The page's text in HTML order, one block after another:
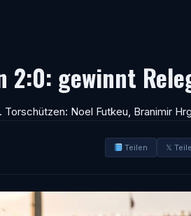
2:0: gewinnt
Noel Futkeu, Branimir
Teilen 𝕏